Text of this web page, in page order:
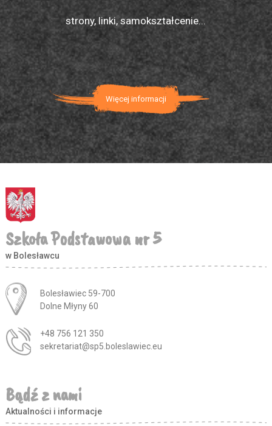
strony, linki, samokształcenie...
Więcej informacji
Szkoła Podstawowa nr 5
w Bolesławcu
Adres pocztowy:
Bolesławiec 59-700
Dolne Młyny 60
+48 756 121 350
sekretariat@sp5.boleslawiec.eu
Bądź z nami
Aktualności i informacje